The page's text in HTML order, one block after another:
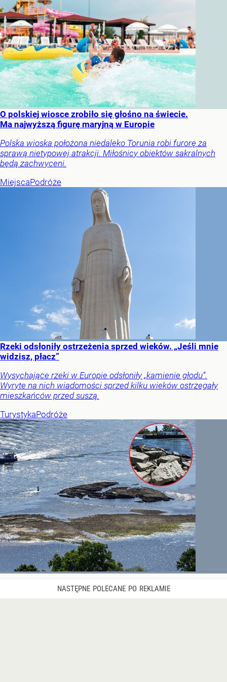
O polskiej wiosce zrobiło się głośno na świecie.
Ma najwyższą figurę maryjną w Europie
Polska wioska położona niedaleko Torunia robi furorę za
sprawą nietypowej atrakcji. Miłośnicy obiektów sakralnych
będą zachwyceni.
MiejscaPodróże
Rzeki odsłoniły ostrzeżenia sprzed wieków. „Jeśli mnie
widzisz, płacz”
Wysychające rzeki w Europie odsłoniły „kamienie głodu”.
Wyryte na nich wiadomości sprzed kilku wieków ostrzegały
mieszkańców przed suszą.
TurystykaPodróże